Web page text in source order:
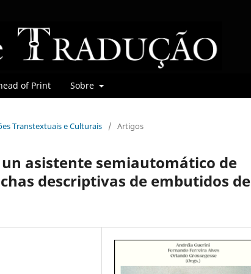
of Print Sobre
Transtextuais e Culturais / Artigos
asistente semiautomático de
descriptivas de embutidos